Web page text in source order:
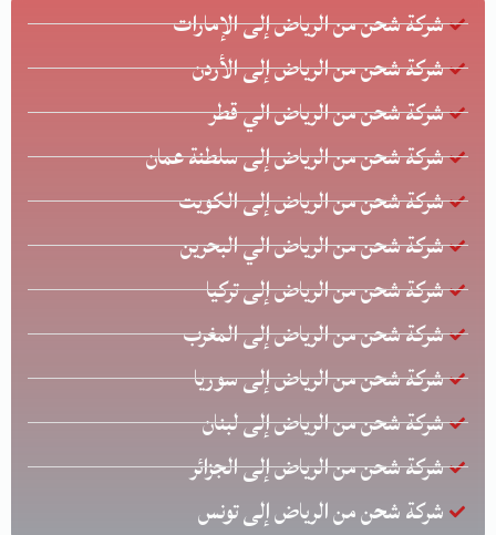
شركة شحن من الرياض إلى الإمارات
شركة شحن من الرياض إلى الأردن
شركة شحن من الرياض الي قطر
شركة شحن من الرياض إلى سلطنة عمان
شركة شحن من الرياض إلى الكويت
شركة شحن من الرياض الي البحرين
شركة شحن من الرياض إلى تركيا
شركة شحن من الرياض إلى المغرب
شركة شحن من الرياض إلى سوريا
شركة شحن من الرياض إلى لبنان
شركة شحن من الرياض إلى الجزائر
شركة شحن من الرياض إلى تونس